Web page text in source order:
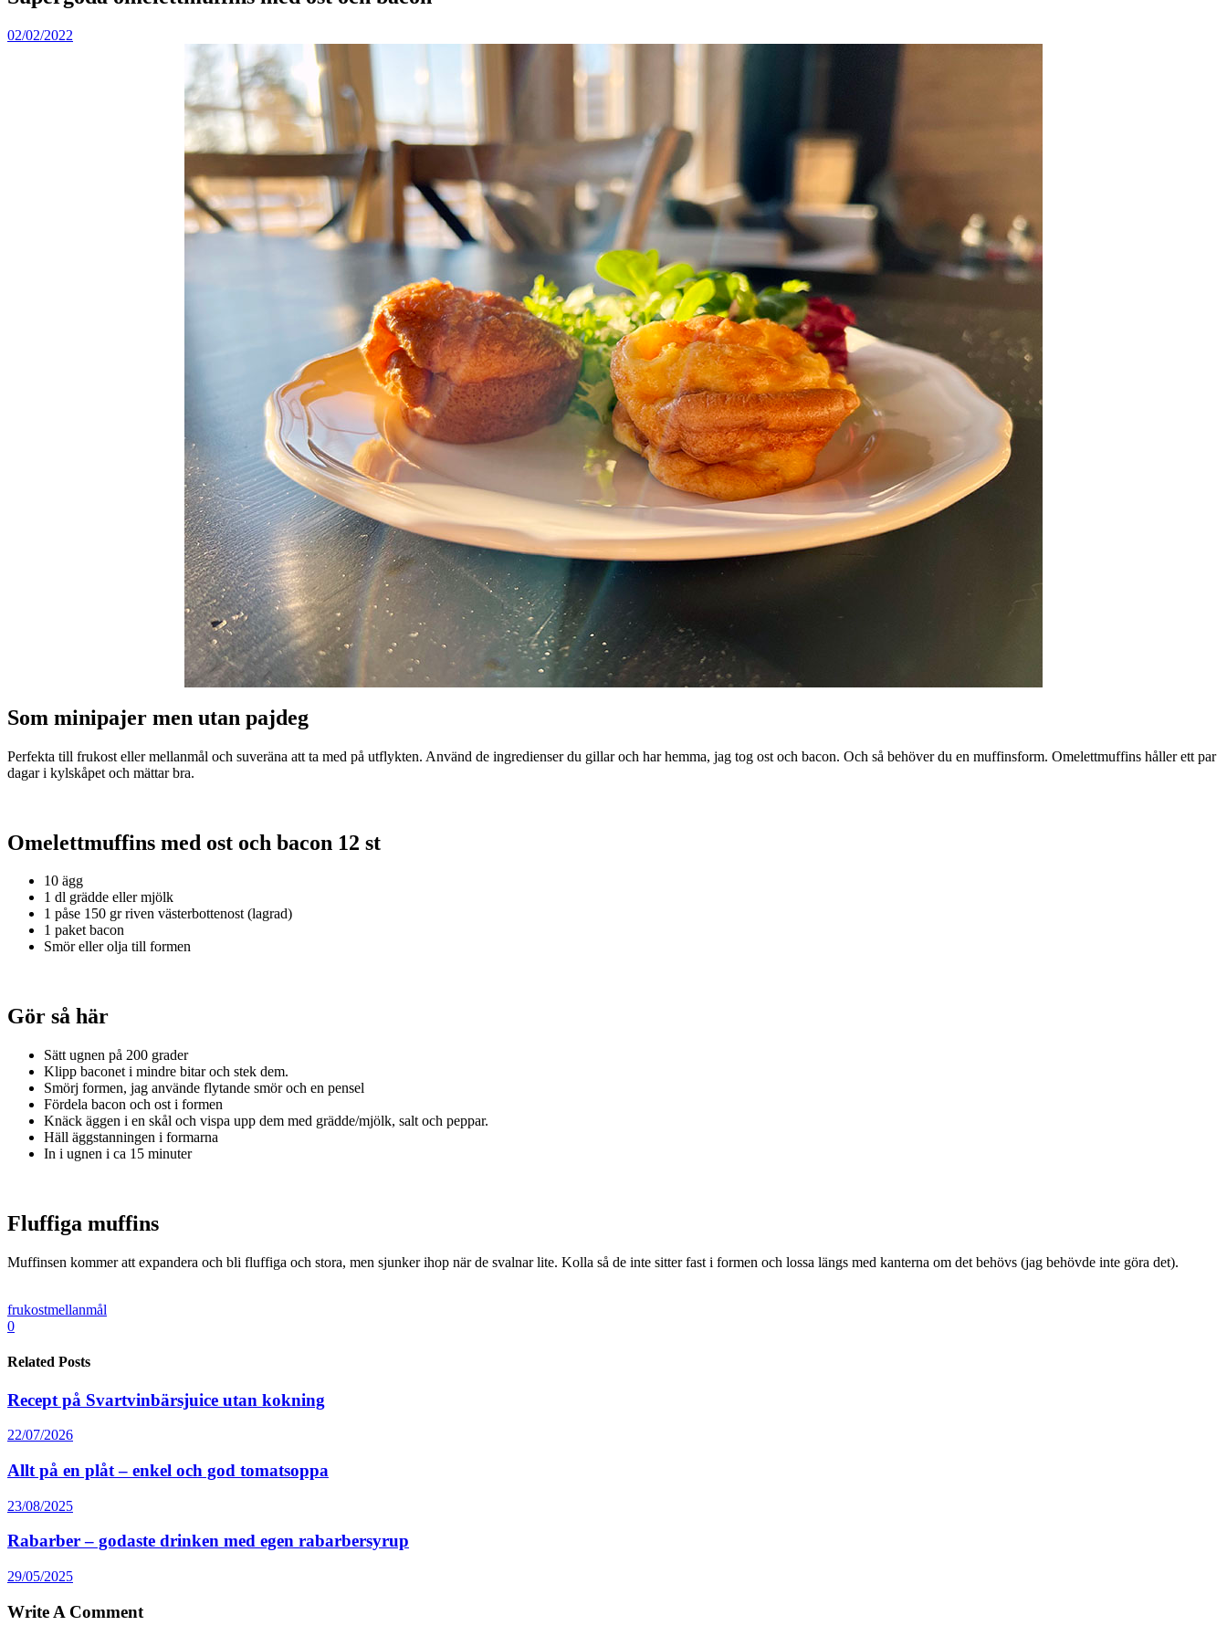
02/02/2022
Som minipajer men utan pajdeg
Perfekta till frukost eller mellanmål och suveräna att ta med på utflykten. Använd de ingredienser du gillar och har hemma, jag tog ost och bacon. Och så behöver du en muffinsform. Omelettmuffins håller ett par
dagar i kylskåpet och mättar bra.
Omelettmuffins med ost och bacon 12 st
10 ägg
1 dl grädde eller mjölk
1 påse 150 gr riven västerbottenost (lagrad)
1 paket bacon
Smör eller olja till formen
Gör så här
Sätt ugnen på 200 grader
Klipp baconet i mindre bitar och stek dem.
Smörj formen, jag använde flytande smör och en pensel
Fördela bacon och ost i formen
Knäck äggen i en skål och vispa upp dem med grädde/mjölk, salt och peppar.
Häll äggstanningen i formarna
In i ugnen i ca 15 minuter
Fluffiga muffins
Muffinsen kommer att expandera och bli fluffiga och stora, men sjunker ihop när de svalnar lite. Kolla så de inte sitter fast i formen och lossa längs med kanterna om det behövs (jag behövde inte göra det).
frukostmellanmål
0
Related Posts
Recept på Svartvinbärsjuice utan kokning
22/07/2026
Allt på en plåt – enkel och god tomatsoppa
23/08/2025
Rabarber – godaste drinken med egen rabarbersyrup
29/05/2025
Write A Comment